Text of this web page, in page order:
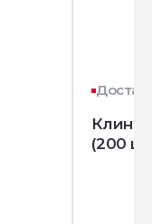
Клин
(200